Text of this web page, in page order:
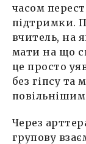
часом
підтримки.
вчитель, на
мати на що
це просто
без гіпсу та
Через
групову